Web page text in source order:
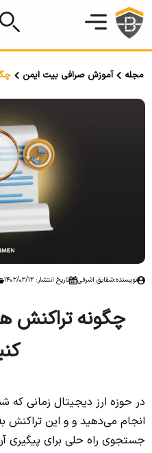
مجله آموزش صرافی بیت ایمن
نویسنده:شقایق اشرفی تاریخ انتشار: 1402/02/12
چگونه تراکنش
در حوزه ارز دیجیتال زمانی که
انجام می‌دهید و و این تراکنش
جستجوی راه حلی برای پیگیری